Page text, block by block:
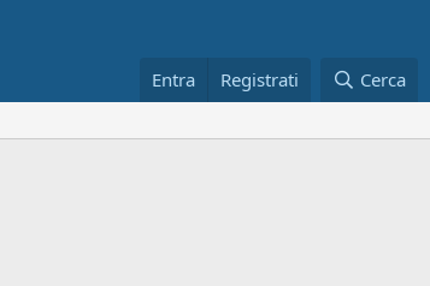
Entra Registrati Cerca